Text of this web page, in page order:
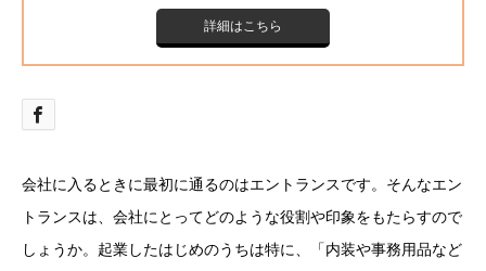
詳細はこちら
会社に入るときに最初に通るのはエントランスです。そんなエン
トランスは、会社にとってどのような役割や印象をもたらすので
しょうか。起業したはじめのうちは特に、「内装や事務用品など